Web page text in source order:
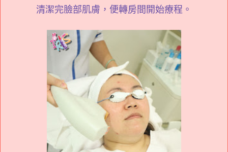
清潔完臉部肌膚，便轉房間開始療程。